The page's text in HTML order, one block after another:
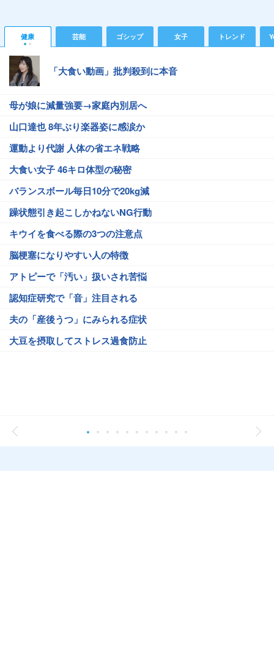
健康 芸能 ゴシップ 女子 トレンド
「大食い動画」批判殺到に本音
母が娘に減量強要→家庭内別居へ
山口達也 8年ぶり楽器姿に感涙か
運動より代謝 人体の省エネ戦略
大食い女子 46キロ体型の秘密
バランスボール毎日10分で20kg減
躁状態引き起こしかねないNG行動
キウイを食べる際の3つの注意点
脳梗塞になりやすい人の特徴
アトピーで「汚い」扱いされ苦悩
認知症研究で「音」注目される
夫の「産後うつ」にみられる症状
大豆を摂取してストレス過食防止